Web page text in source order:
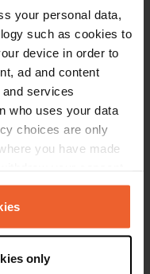
your personal data,
such as cookies to
device in order to
ad and content
services
who uses your data
choices are only
you have made
or by clicking on
location
only
Kopiëren
Kopiëren
PRO+